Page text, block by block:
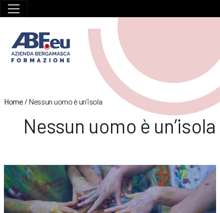
Home/ Nessun uomo è un’isola
Nessun uomo è un’isola